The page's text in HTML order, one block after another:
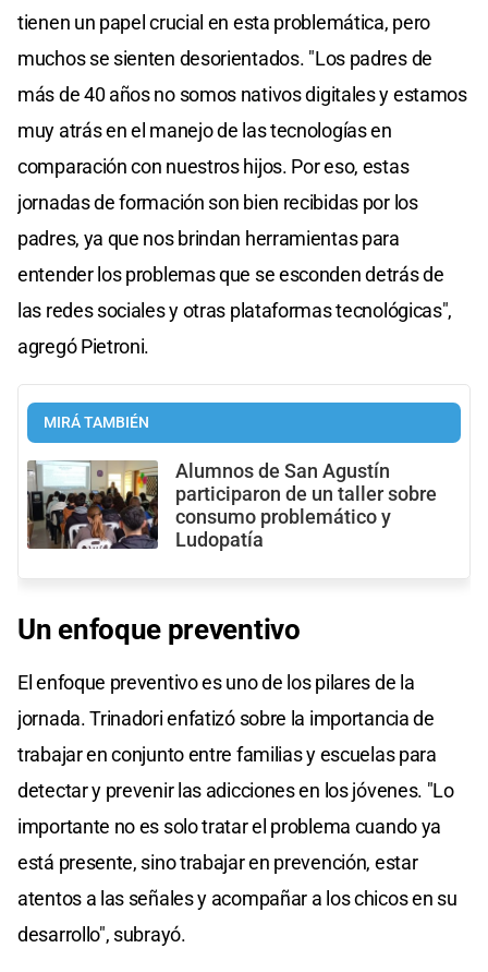
tienen un papel crucial en esta problemática, pero
muchos se sienten desorientados. "Los padres de
más de 40 años no somos nativos digitales y estamos
muy atrás en el manejo de las tecnologías en
comparación con nuestros hijos. Por eso, estas
jornadas de formación son bien recibidas por los
padres, ya que nos brindan herramientas para
entender los problemas que se esconden detrás de
las redes sociales y otras plataformas tecnológicas",
agregó Pietroni.
MIRÁ TAMBIÉN
Alumnos de San Agustín
participaron de un taller sobre
consumo problemático y
Ludopatía
Un enfoque preventivo
El enfoque preventivo es uno de los pilares de la
jornada. Trinadori enfatizó sobre la importancia de
trabajar en conjunto entre familias y escuelas para
detectar y prevenir las adicciones en los jóvenes. "Lo
importante no es solo tratar el problema cuando ya
está presente, sino trabajar en prevención, estar
atentos a las señales y acompañar a los chicos en su
desarrollo", subrayó.